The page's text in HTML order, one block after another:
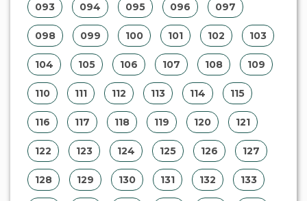
093 094 095 096 097
098 099 100 101 102 103
104 105 106 107 108 109
110 111 112 113 114 115
116 117 118 119 120 121
122 123 124 125 126 127
128 129 130 131 132 133